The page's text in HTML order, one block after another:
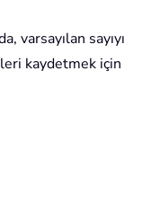
varsayılan sayıyı
kaydetmek için